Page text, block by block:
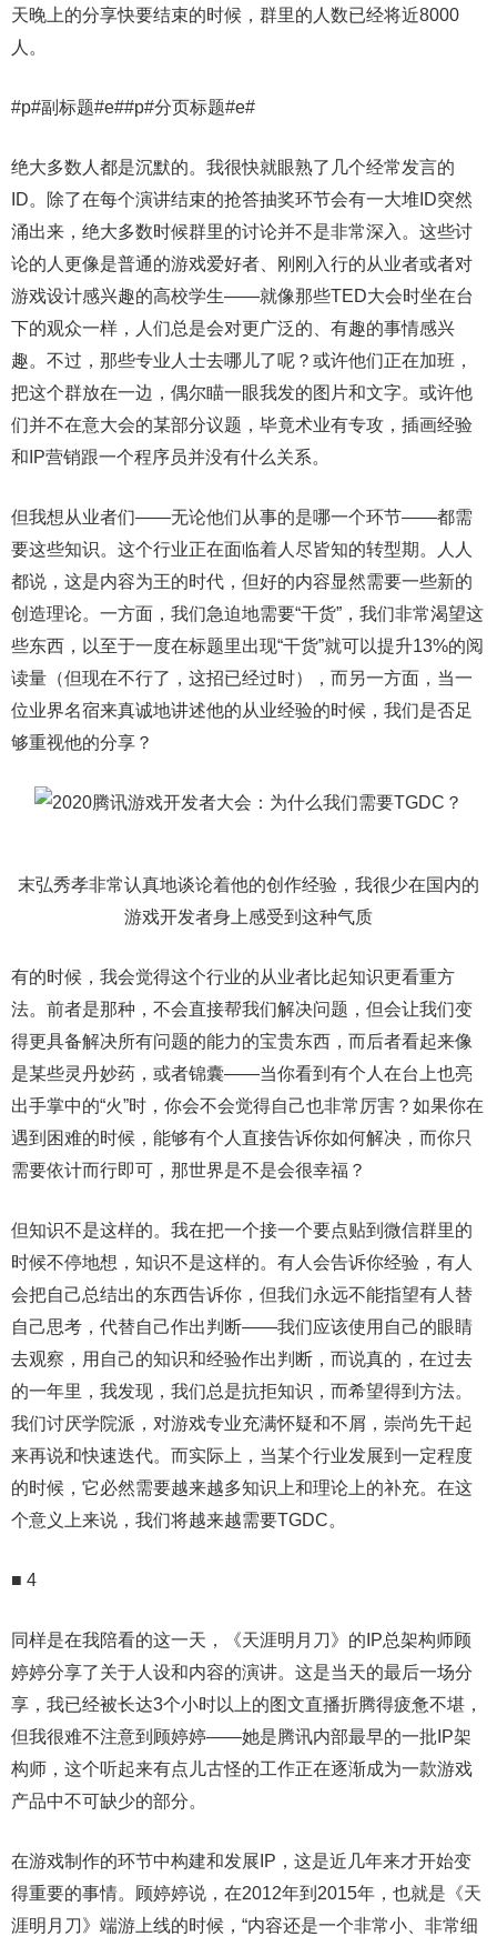
天晚上的分享快要结束的时候，群里的人数已经将近8000
人。
#p#副标题#e##p#分页标题#e#
绝大多数人都是沉默的。我很快就眼熟了几个经常发言的
ID。除了在每个演讲结束的抢答抽奖环节会有一大堆ID突然
涌出来，绝大多数时候群里的讨论并不是非常深入。这些讨
论的人更像是普通的游戏爱好者、刚刚入行的从业者或者对
游戏设计感兴趣的高校学生——就像那些TED大会时坐在台
下的观众一样，人们总是会对更广泛的、有趣的事情感兴
趣。不过，那些专业人士去哪儿了呢？或许他们正在加班，
把这个群放在一边，偶尔瞄一眼我发的图片和文字。或许他
们并不在意大会的某部分议题，毕竟术业有专攻，插画经验
和IP营销跟一个程序员并没有什么关系。
但我想从业者们——无论他们从事的是哪一个环节——都需
要这些知识。这个行业正在面临着人尽皆知的转型期。人人
都说，这是内容为王的时代，但好的内容显然需要一些新的
创造理论。一方面，我们急迫地需要“干货”，我们非常渴望这
些东西，以至于一度在标题里出现“干货”就可以提升13%的阅
读量（但现在不行了，这招已经过时），而另一方面，当一
位业界名宿来真诚地讲述他的从业经验的时候，我们是否足
够重视他的分享？
末弘秀孝非常认真地谈论着他的创作经验，我很少在国内的
游戏开发者身上感受到这种气质
有的时候，我会觉得这个行业的从业者比起知识更看重方
法。前者是那种，不会直接帮我们解决问题，但会让我们变
得更具备解决所有问题的能力的宝贵东西，而后者看起来像
是某些灵丹妙药，或者锦囊——当你看到有个人在台上也亮
出手掌中的“火”时，你会不会觉得自己也非常厉害？如果你在
遇到困难的时候，能够有个人直接告诉你如何解决，而你只
需要依计而行即可，那世界是不是会很幸福？
但知识不是这样的。我在把一个接一个要点贴到微信群里的
时候不停地想，知识不是这样的。有人会告诉你经验，有人
会把自己总结出的东西告诉你，但我们永远不能指望有人替
自己思考，代替自己作出判断——我们应该使用自己的眼睛
去观察，用自己的知识和经验作出判断，而说真的，在过去
的一年里，我发现，我们总是抗拒知识，而希望得到方法。
我们讨厌学院派，对游戏专业充满怀疑和不屑，崇尚先干起
来再说和快速迭代。而实际上，当某个行业发展到一定程度
的时候，它必然需要越来越多知识上和理论上的补充。在这
个意义上来说，我们将越来越需要TGDC。
■ 4
同样是在我陪看的这一天，《天涯明月刀》的IP总架构师顾
婷婷分享了关于人设和内容的演讲。这是当天的最后一场分
享，我已经被长达3个小时以上的图文直播折腾得疲惫不堪，
但我很难不注意到顾婷婷——她是腾讯内部最早的一批IP架
构师，这个听起来有点儿古怪的工作正在逐渐成为一款游戏
产品中不可缺少的部分。
在游戏制作的环节中构建和发展IP，这是近几年来才开始变
得重要的事情。顾婷婷说，在2012年到2015年，也就是《天
涯明月刀》端游上线的时候，“内容还是一个非常小、非常细